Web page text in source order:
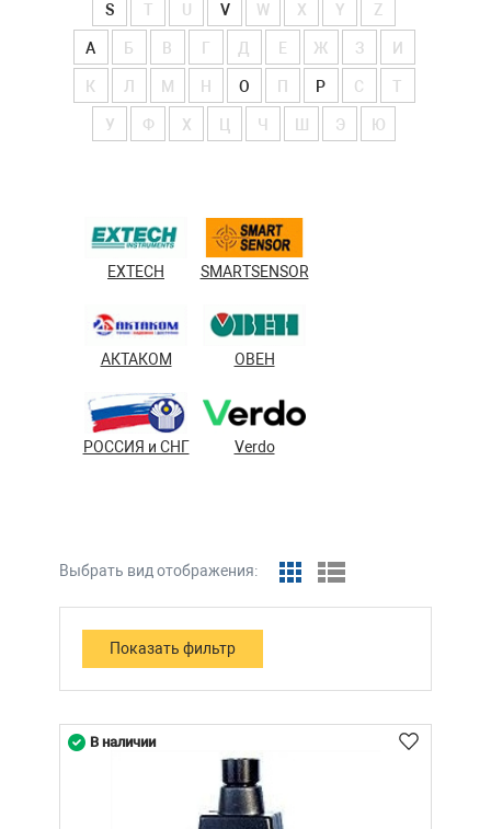
S T V W X Y Z
А Б В Г Д Е Ж З И
К Л М Н О П Р С Т
У Ф Х Ч Э Ю
EXTECH SMARTSENSOR
АКТАКОМ ОВЕН
РОССИЯ и СНГ Verdo
Выбрать вид отображения:
В наличии